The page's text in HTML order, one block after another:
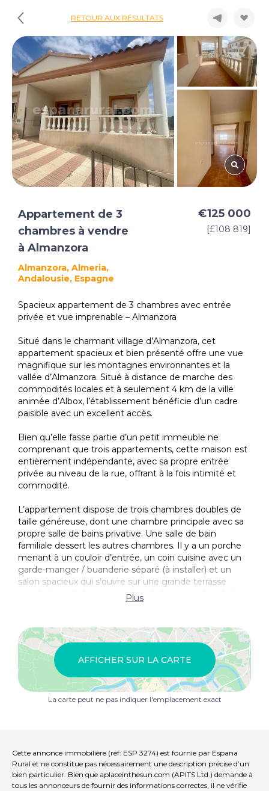
RETOUR AUX RÉSULTATS
Appartement de 3
chambres à vendre
à Almanzora
Almanzora, Almeria,
Andalousie, Espagne
€125 000
[£108 819]
Spacieux appartement de 3 chambres avec entrée
privée et vue imprenable – Almanzora
Situé dans le charmant village d’Almanzora, cet
appartement spacieux et bien présenté offre une vue
magnifique sur les montagnes environnantes et la
vallée d’Almanzora. Situé à distance de marche des
commodités locales et à seulement 4 km de la ville
animée d’Albox, l’établissement bénéficie d’un cadre
paisible avec un excellent accès.
Bien qu’elle fasse partie d’un petit immeuble ne
comprenant que trois appartements, cette maison est
entièrement indépendante, avec sa propre entrée
privée au niveau de la rue, offrant à la fois intimité et
commodité.
L’appartement dispose de trois chambres doubles de
taille généreuse, dont une chambre principale avec sa
propre salle de bains privative. Une salle de bain
familiale dessert les autres chambres. Il y a un porche
menant à un couloir d’entrée, un coin cuisine avec un
garde-manger / buanderie séparé (à installer) et un
salon spacieux qui s’ouvre sur une grande terrasse
ensoleillée, idéale pour profiter de la vue et du soleil.
disponible. La propriété bénéficie d’un grand parking et
d’un emplacement résidentiel calme, ce qui la rend
parfaite pour vivre toute l’année ou comme retraite de
vacances.
L’aéroport d’Almeria est à moins d’une heure et la
magnifique côte méditerranéenne est à seulement 40
intimité dans un endroit souhaitable. Il est fortement
recommandé de le visiter tôt.
Plus
AFFICHER SUR LA CARTE
La carte peut ne pas indiquer l'emplacement exact
Cette annonce immobilière (réf: ESP 3274) est fournie par Espana
Rural et ne constitue pas nécessairement une description précise d’un
bien particulier. Bien que aplaceinthesun.com (APITS Ltd.) demande à
tous les annonceurs de fournir des informations correctes, il ne vérifie